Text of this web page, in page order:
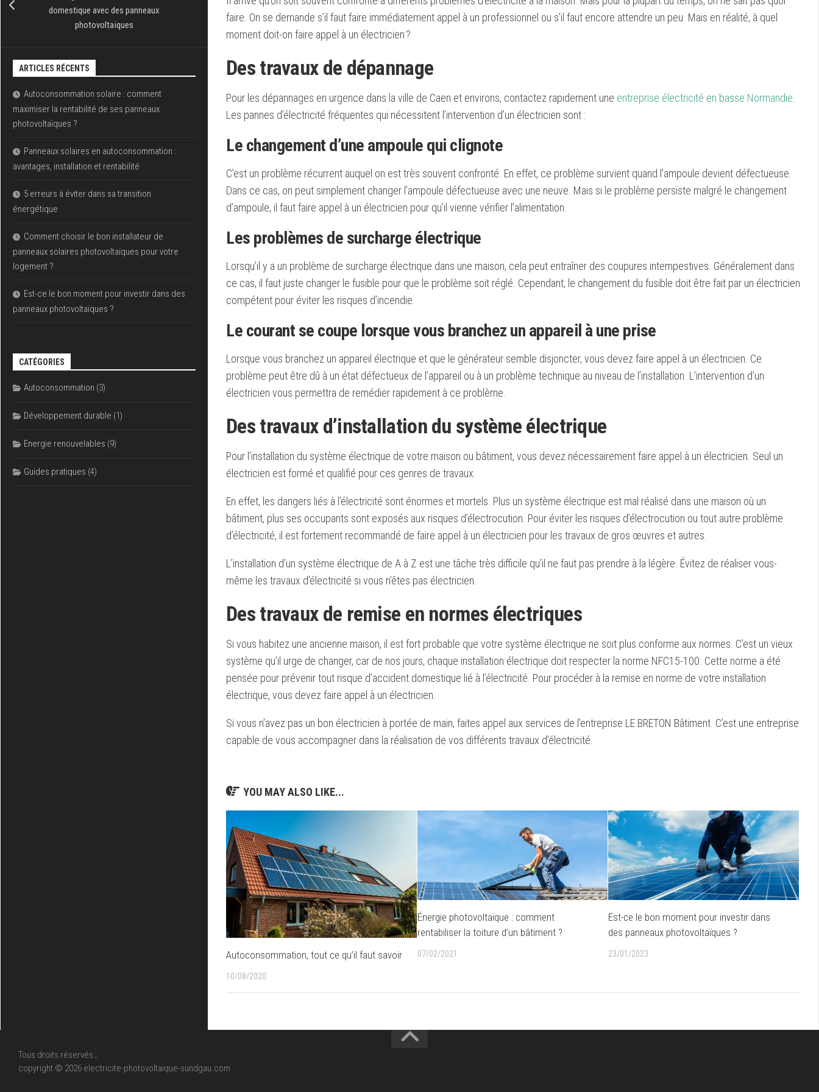
faire. On se demande s’il faut faire immédiatement appel à un professionnel ou s’il faut encore attendre un peu. Mais en réalité, à quel
moment doit-on faire appel à un électricien ?
Des travaux de dépannage
Pour les dépannages en urgence dans la ville de Caen et environs, contactez rapidement une entreprise électricité en basse Normandie
Les pannes d’électricité fréquentes qui nécessitent l’intervention d’un électricien sont :
Le changement d’une ampoule qui clignote
C’est un problème récurrent auquel on est très souvent confronté. En effet, ce problème survient quand l’ampoule devient défectueuse.
Dans ce cas, on peut simplement changer l’ampoule défectueuse avec une neuve. Mais si le problème persiste malgré le changement
d’ampoule, il faut faire appel à un électricien pour qu’il vienne vérifier l’alimentation.
Les problèmes de surcharge électrique
Lorsqu’il y a un problème de surcharge électrique dans une maison, cela peut entraîner des coupures intempestives. Généralement dans
ce cas, il faut juste changer le fusible pour que le problème soit réglé. Cependant, le changement du fusible doit être fait par un électricien
compétent pour éviter les risques d’incendie.
Le courant se coupe lorsque vous branchez un appareil à une prise
Lorsque vous branchez un appareil électrique et que le générateur semble disjoncter, vous devez faire appel à un électricien. Ce
problème peut être dû à un état défectueux de l’appareil ou à un problème technique au niveau de l’installation. L’intervention d’un
électricien vous permettra de remédier rapidement à ce problème.
Des travaux d’installation du système électrique
Pour l’installation du système électrique de votre maison ou bâtiment, vous devez nécessairement faire appel à un électricien. Seul un
électricien est formé et qualifié pour ces genres de travaux.
En effet, les dangers liés à l’électricité sont énormes et mortels. Plus un système électrique est mal réalisé dans une maison où un
bâtiment, plus ses occupants sont exposés aux risques d’électrocution. Pour éviter les risques d’électrocution ou tout autre problème
d’électricité, il est fortement recommandé de faire appel à un électricien pour les travaux de gros œuvres et autres.
L’installation d’un système électrique de A à Z est une tâche très difficile qu’il ne faut pas prendre à la légère. Évitez de réaliser vous-
même les travaux d’électricité si vous n’êtes pas électricien.
Des travaux de remise en normes électriques
Si vous habitez une ancienne maison, il est fort probable que votre système électrique ne soit plus conforme aux normes. C’est un vieux
système qu’il urge de changer, car de nos jours, chaque installation électrique doit respecter la norme NFC15-100. Cette norme a été
pensée pour prévenir tout risque d’accident domestique lié à l’électricité. Pour procéder à la remise en norme de votre installation
électrique, vous devez faire appel à un électricien.
Si vous n’avez pas un bon électricien à portée de main, faites appel aux services de l’entreprise LE BRETON Bâtiment. C’est une entreprise
capable de vous accompagner dans la réalisation de vos différents travaux d’électricité.
YOU MAY ALSO LIKE...
Autoconsommation, tout ce qu’il faut savoir
10/08/2020
Énergie photovoltaïque : comment
rentabiliser la toiture d’un bâtiment ?
07/02/2021
Est-ce le bon moment pour investir dans
des panneaux photovoltaïques ?
23/01/2023
domestique avec des panneaux
photovoltaïques
ARTICLES RÉCENTS
Autoconsommation solaire : comment
maximiser la rentabilité de ses panneaux
photovoltaïques ?
Panneaux solaires en autoconsommation :
avantages, installation et rentabilité
5 erreurs à éviter dans sa transition
énergétique
Comment choisir le bon installateur de
panneaux solaires photovoltaïques pour votre
logement ?
Est-ce le bon moment pour investir dans des
panneaux photovoltaïques ?
CATÉGORIES
Autoconsommation (3)
Développement durable (1)
Energie renouvelables (9)
Guides pratiques (4)
Tous droits réservés ;
copyright © 2026 electricite-photovoltaique-sundgau.com